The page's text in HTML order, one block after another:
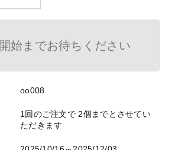
始までお待ちください
oo008
1回のご注文で 2個までとさせてい
ただきます